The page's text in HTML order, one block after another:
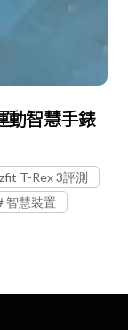
動智慧手錶
T-Rex 3評測
智慧裝置